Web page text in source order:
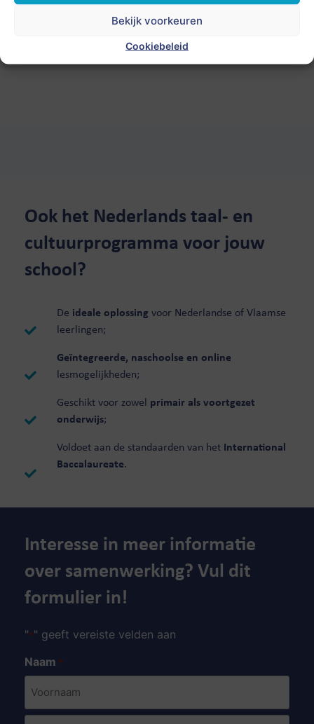
Bekijk voorkeuren
Cookiebeleid
Ook het Nederlands taal- en
cultuurprogramma voor jouw
school?
De ideale oplossingvoor Nederlandse of Vlaamse
leerlingen;
Geïntegreerde, naschoolse en online
lesmogelijkheden;
Geschikt voor zowel primair als voortgezet
onderwijs;
Voldoet aan de standaarden van het International
Baccalaureate.
Interesse in meer informatie
over samenwerking? Vul dit
formulier in!
"*" geeft vereiste velden aan
Naam *